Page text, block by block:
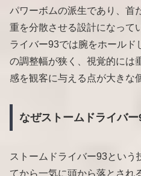
パワーボムの派生であり、首
重を分散させる設計になって
ライバー93では腕をホールド
の調整幅が狭く、視覚的には
感を観客に与える点が大きな
なぜストームドライバ
ストームドライバー93とい
てから一気に頭から落とされ